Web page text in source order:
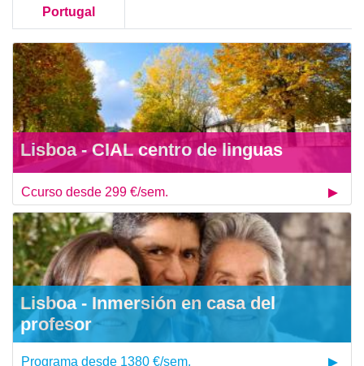
Portugal
Lisboa - CIAL centro de linguas
Ccurso desde 299 €/sem.
Lisboa - Inmersión en casa del
profesor
Programa desde 1380 €/sem.